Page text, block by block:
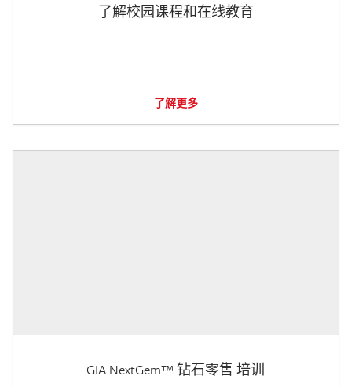
了解校园课程和在线教育
了解更多
GIA NextGem™ 钻石零售 培训